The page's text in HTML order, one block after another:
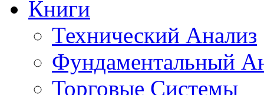
Книги
Технический Анализ
Фундаментальный
Торговые Системы